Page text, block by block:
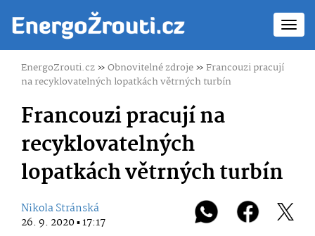
EnergoZrouti.cz»Obnovitelné zdroje»Francouzi pracují
na recyklovatelných lopatkách větrných turbín
Francouzi pracují na
recyklovatelných
lopatkách větrných turbín
Nikola Stránská
26. 9. 2020 ▪ 17:17